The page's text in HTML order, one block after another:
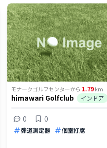
モナークゴルフセンターから 1.79km
himawari Golfclub インドア
0 0
弾道測定器 個室打席